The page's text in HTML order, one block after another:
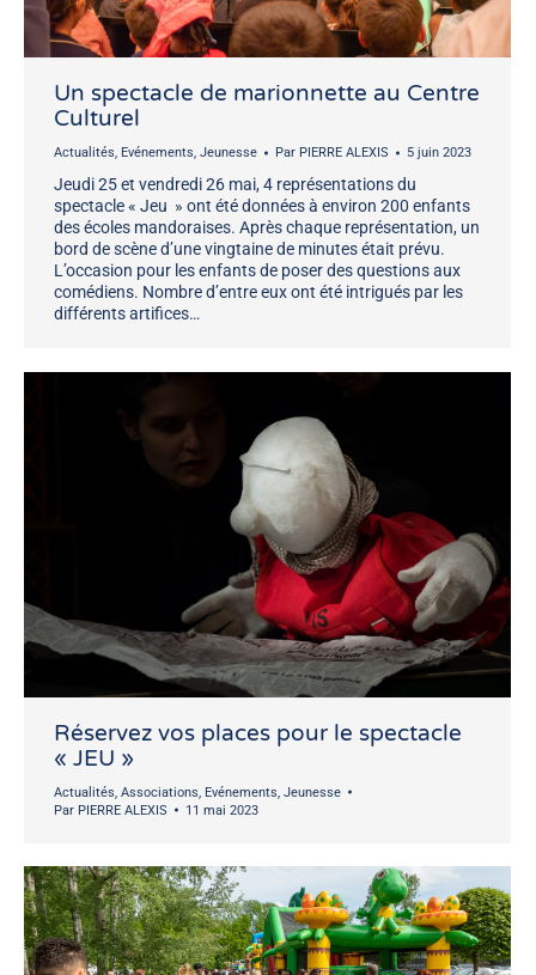
Un spectacle de marionnette au Centre
Culturel
Actualités, Evénements, Jeunesse Par PIERRE ALEXIS 5 juin 2023
Jeudi 25 et vendredi 26 mai, 4 représentations du
spectacle « Jeu » ont été données à environ 200 enfants
des écoles mandoraises. Après chaque représentation, un
bord de scène d’une vingtaine de minutes était prévu.
L’occasion pour les enfants de poser des questions aux
comédiens. Nombre d’entre eux ont été intrigués par les
différents artifices…
Réservez vos places pour le spectacle
« JEU »
Actualités Associations Evénements Jeunesse
Par PIERRE ALEXIS 11 mai 2023